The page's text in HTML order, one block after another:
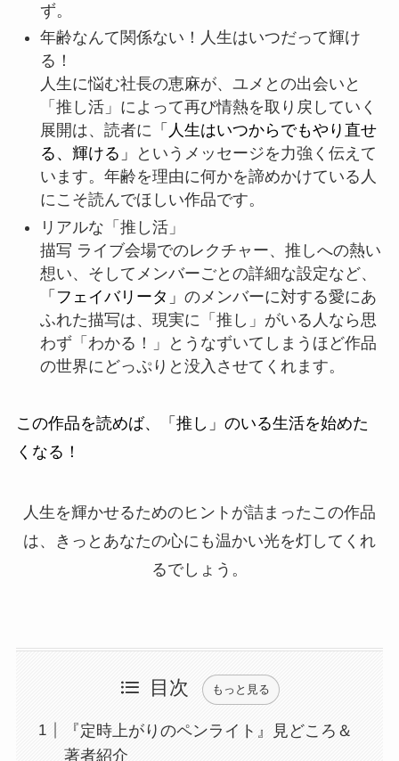
ず。
年齢なんて関係ない！人生はいつだって輝け
る！
人生に悩む社長の恵麻が、ユメとの出会いと
「推し活」によって再び情熱を取り戻していく
展開は、読者に 「人生はいつからでもやり直せ
る、輝ける」
というメッセージを力強く伝えて
います。年齢を理由に何かを諦めかけている人
にこそ読んでほしい作品です。
リアルな「推し活」
描写 ライブ会場でのレクチャー、推しへの熱い
想い、そしてメンバーごとの詳細な設定など、
「フェイバリータ」 のメンバーに対する愛にあ
ふれた描写は、現実に「推し」がいる人なら思
わず「わかる！」とうなずいてしまうほど作品
の世界にどっぷりと没入させてくれます。
この作品を読めば、「推し」のいる生活を始めた
くなる！
人生を輝かせるためのヒントが詰まったこの作品
は、きっとあなたの心にも温かい光を灯してくれ
るでしょう。
目次 もっと見る
『定時上がりのペンライト』見どころ＆
著者紹介